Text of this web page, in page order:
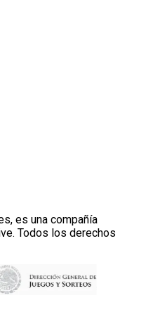
es una compañía
Todos los derechos